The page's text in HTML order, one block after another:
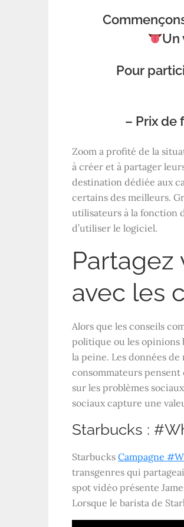
Un
Pour
– Prix de
Zoom a profité de la
à créer et à partager
destination dédiée aux
certains des meilleurs.
utilisateurs à la fonction
d’utiliser le logiciel.
Partagez
avec les
Alors que les conseils
politique ou les opinions
la peine. Les données
consommateurs
sur les problèmes
sociaux capture une
Starbucks :
Starbucks Campagne
transgenres qui
spot vidéo présente
Lorsque le barista de